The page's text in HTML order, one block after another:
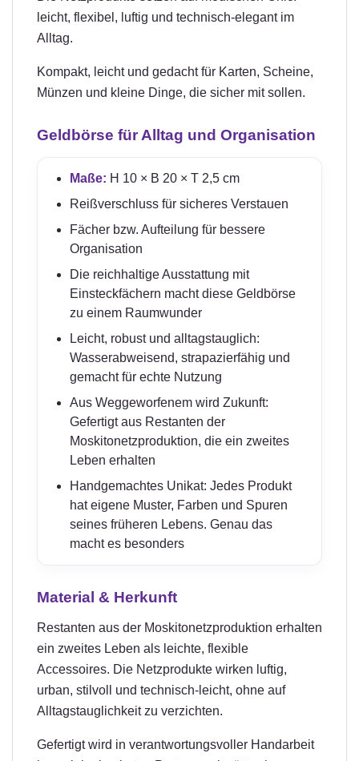
leicht, flexibel, luftig und technisch-elegant im
Alltag.
Kompakt, leicht und gedacht für Karten, Scheine,
Münzen und kleine Dinge, die sicher mit sollen.
Geldbörse für Alltag und Organisation
Maße: H 10 × B 20 × T 2,5 cm
Reißverschluss für sicheres Verstauen
Fächer bzw. Aufteilung für bessere
Organisation
Die reichhaltige Ausstattung mit
Einsteckfächern macht diese Geldbörse
zu einem Raumwunder
Leicht, robust und alltagstauglich:
Wasserabweisend, strapazierfähig und
gemacht für echte Nutzung
Aus Weggeworfenem wird Zukunft:
Gefertigt aus Restanten der
Moskitonetzproduktion, die ein zweites
Leben erhalten
Handgemachtes Unikat: Jedes Produkt
hat eigene Muster, Farben und Spuren
seines früheren Lebens. Genau das
macht es besonders
Material & Herkunft
Restanten aus der Moskitonetzproduktion erhalten
ein zweites Leben als leichte, flexible
Accessoires. Die Netzprodukte wirken luftig,
urban, stilvoll und technisch-leicht, ohne auf
Alltagstauglichkeit zu verzichten.
Gefertigt wird in verantwortungsvoller Handarbeit